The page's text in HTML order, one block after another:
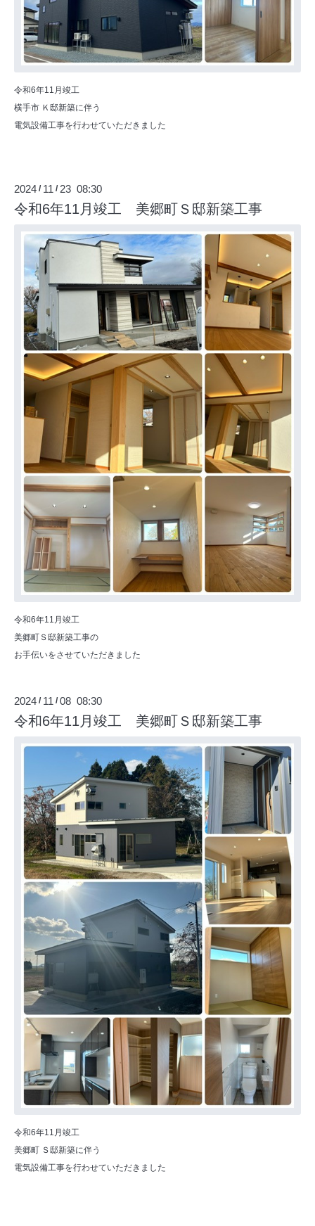
令和6年11月竣工
横手市 Ｋ邸新築に伴う
電気設備工事を行わせていただきました
2024 / 11 / 23 08:30
令和6年11月竣工 美郷町Ｓ邸新築工事
令和6年11月竣工
美郷町Ｓ邸新築工事の
お手伝いをさせていただきました
2024 / 11 /08 08:30
令和6年11月竣工 美郷町Ｓ邸新築工事
令和6年11月竣工
美郷町 Ｓ邸新築に伴う
電気設備工事を行わせていただきました